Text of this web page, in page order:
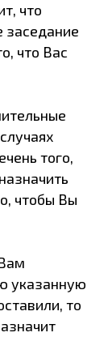
что
заседание
что Вас
того,
чтобы Вы
указанную
то